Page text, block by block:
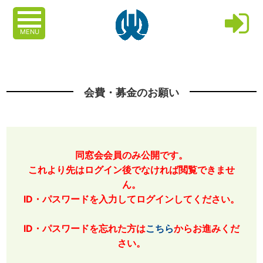
MENU
会費・募金のお願い
同窓会会員のみ公開です。
これより先はログイン後でなければ閲覧できませ
ん。
ID・パスワードを入力してログインしてください。
ID・パスワードを忘れた方はこちらからお進みくだ
さい。